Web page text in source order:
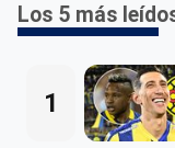
Los 5 más
1